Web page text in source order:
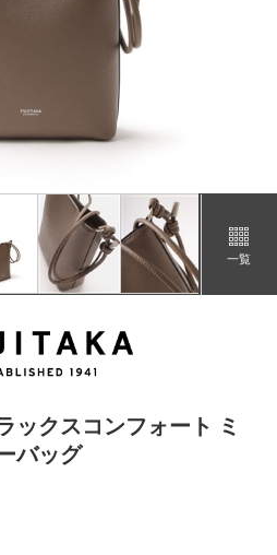
一覧
ックスコンフォート ミ
バッグ
カートに追加
カートに追加